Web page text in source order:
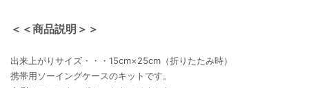
＜＜商品説明＞＞
出来上がりサイズ・・・15cm×25cm（折りたたみ時）
携帯用ソーイングケースのキットです。